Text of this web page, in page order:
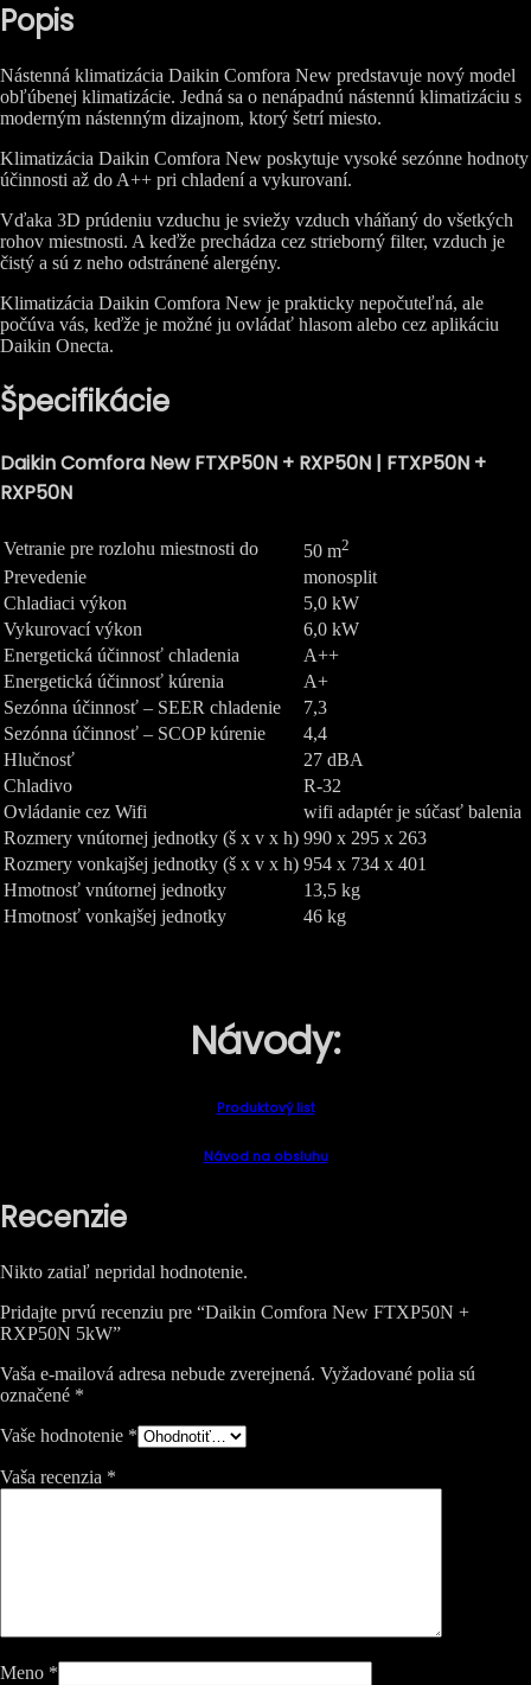
Popis
Nástenná klimatizácia Daikin Comfora New predstavuje nový model
obľúbenej klimatizácie. Jedná sa o nenápadnú nástennú klimatizáciu s
moderným nástenným dizajnom, ktorý šetrí miesto.
Klimatizácia Daikin Comfora New poskytuje vysoké sezónne hodnoty
účinnosti až do A++ pri chladení a vykurovaní.
Vďaka 3D prúdeniu vzduchu je sviežy vzduch vháňaný do všetkých
rohov miestnosti. A keďže prechádza cez strieborný filter, vzduch je
čistý a sú z neho odstránené alergény.
Klimatizácia Daikin Comfora New je prakticky nepočuteľná, ale
počúva vás, keďže je možné ju ovládať hlasom alebo cez aplikáciu
Daikin Onecta.
Špecifikácie
Daikin Comfora New FTXP50N + RXP50N | FTXP50N +
RXP50N
Vetranie pre rozlohu miestnosti do 50 m2
Prevedenie
monosplit
Chladiaci výkon
5,0 kW
Vykurovací výkon
6,0 kW
Energetická účinnosť chladenia
A++
Energetická účinnosť kúrenia
A+
Sezónna účinnosť – SEER chladenie
7,3
Sezónna účinnosť – SCOP kúrenie
4,4
Hlučnosť
27 dBA
Chladivo
R-32
Ovládanie cez Wifi
wifi adaptér je súčasť balenia
Rozmery vnútornej jednotky (š x v x h) 990 x 295 x 263
Rozmery vonkajšej jednotky (š x v x h) 954 x 734 x 401
Hmotnosť vnútornej jednotky
13,5 kg
Hmotnosť vonkajšej jednotky
46 kg
Návody:
Produktový list
Návod na obsluhu
Recenzie
Nikto zatiaľ nepridal hodnotenie.
Pridajte prvú recenziu pre “Daikin Comfora New FTXP50N +
RXP50N 5kW”
Vaša e-mailová adresa nebude zverejnená. Vyžadované polia sú
označené *
Vaše hodnotenie *
Vaša recenzia *
Meno *